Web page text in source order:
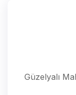
Güzelyalı